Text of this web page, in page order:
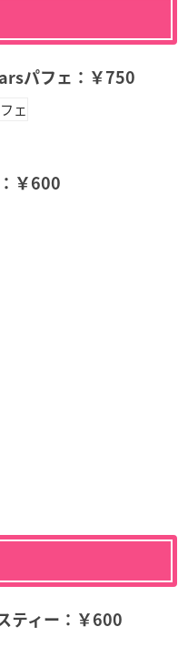
パフェ：￥750
￥600
ティー：￥600